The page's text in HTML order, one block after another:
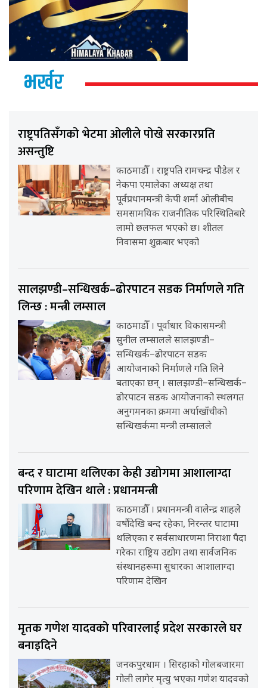
भर्खर
राष्ट्रपतिसँगको भेटमा ओलीले पोखे सरकारप्रति
असन्तुष्टि
काठमाडौँ । राष्ट्रपति रामचन्द्र पौडेल र
नेकपा एमालेका अध्यक्ष तथा
पूर्वप्रधानमन्त्री केपी शर्मा ओलीबीच
समसामयिक राजनीतिक परिस्थितिबारे
लामो छलफल भएको छ। शीतल
निवासमा शुक्रबार भएको
सालझण्डी–सन्धिखर्क–ढोरपाटन सडक निर्माणले गति
लिन्छ : मन्त्री लम्साल
काठमाडौँ । पूर्वाधार विकासमन्त्री
सुनील लम्सालले सालझण्डी–
सन्धिखर्क–ढोरपाटन सडक
आयोजनाको निर्माणले गति लिने
बताएका छन् । सालझण्डी–सन्धिखर्क–
ढोरपाटन सडक आयोजनाको स्थलगत
अनुगमनका क्रममा अर्घाखाँचीको
सन्धिखर्कमा मन्त्री लम्सालले
बन्द र घाटामा थलिएका केही उद्योगमा आशालाग्दा
परिणाम देखिन थाले : प्रधानमन्त्री
काठमाडौँ । प्रधानमन्त्री वालेन्द्र शाहले
वर्षौंदेखि बन्द रहेका, निरन्तर घाटामा
थलिएका र सर्वसाधारणमा निराशा पैदा
गरेका राष्ट्रिय उद्योग तथा सार्वजनिक
संस्थानहरूमा सुधारका आशालाग्दा
परिणाम देखिन
मृतक गणेश यादवको परिवारलाई प्रदेश सरकारले घर
बनाइदिने
जनकपुरधाम । सिरहाको गोलबजारमा
गोली लागेर मृत्यु भएका गणेश यादवको